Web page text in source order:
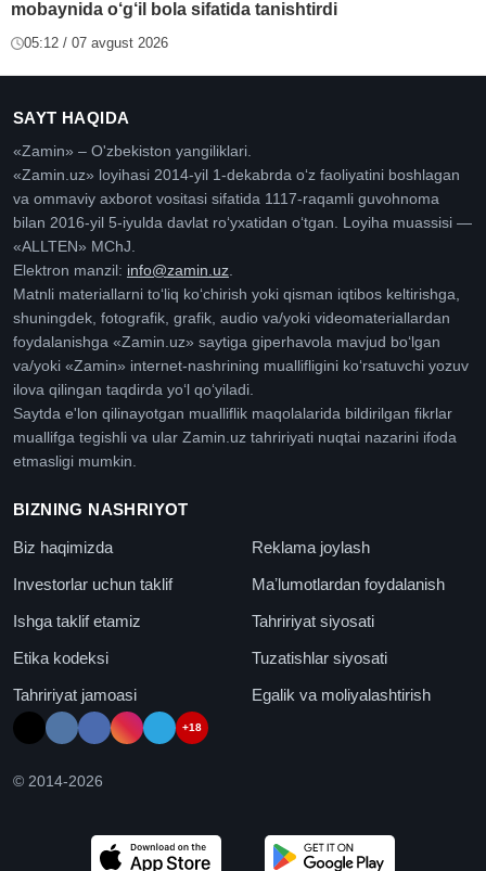
mobaynida o‘g‘il bola sifatida tanishtirdi
05:12 / 07 avgust 2026
SAYT HAQIDA
«Zamin» – O'zbekiston yangiliklari.
«Zamin.uz» loyihasi 2014-yil 1-dekabrda oʻz faoliyatini boshlagan
va ommaviy axborot vositasi sifatida 1117-raqamli guvohnoma
bilan 2016-yil 5-iyulda davlat roʻyxatidan oʻtgan. Loyiha muassisi —
«ALLTEN» MChJ.
Elektron manzil: info@zamin.uz.
Matnli materiallarni toʻliq koʻchirish yoki qisman iqtibos keltirishga,
shuningdek, fotografik, grafik, audio va/yoki videomateriallardan
foydalanishga «Zamin.uz» saytiga giperhavola mavjud boʻlgan
va/yoki «Zamin» internet-nashrining muallifligini koʻrsatuvchi yozuv
ilova qilingan taqdirda yoʻl qoʻyiladi.
Saytda e'lon qilinayotgan mualliflik maqolalarida bildirilgan fikrlar
muallifga tegishli va ular Zamin.uz tahririyati nuqtai nazarini ifoda
etmasligi mumkin.
BIZNING NASHRIYOT
Biz haqimizda
Reklama joylash
Investorlar uchun taklif
Maʼlumotlardan foydalanish
Ishga taklif etamiz
Tahririyat siyosati
Etika kodeksi
Tuzatishlar siyosati
Tahririyat jamoasi
Egalik va moliyalashtirish
+18
© 2014-2026